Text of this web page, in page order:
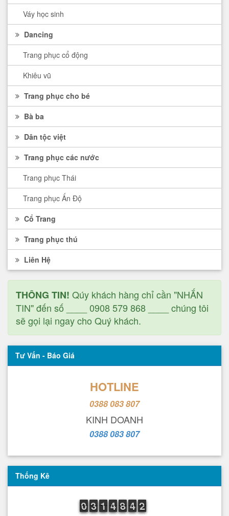
Váy học sinh
Dancing
Trang phục cổ động
Khiêu vũ
Trang phục cho bé
Bà ba
Dân tộc việt
Trang phục các nước
Trang phục Thái
Trang phục Ấn Độ
Cổ Trang
Trang phục thú
Liên Hệ
THÔNG TIN! Qúy khách hàng chỉ cần "NHẮN
TIN" đến số ____ 0908 579 868 ____ chúng tôi
sẽ gọi lại ngay cho Quý khách.
Tư Vấn - Báo Giá
HOTLINE
0388 083 807
KINH DOANH
0388 083 807
Thống Kê
9
0
0 2
3
3 1
1
1 3
4
4 7
8
8 3
4
4 1
2
2